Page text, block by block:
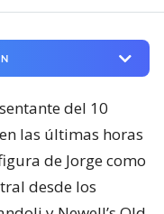
del 10
las últimas horas
de Jorge como
desde los